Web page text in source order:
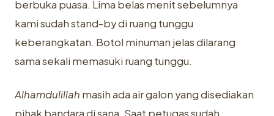
berbuka puasa. Lima belas menit sebelumnya
kami sudah stand-by di ruang tunggu
keberangkatan. Botol minuman jelas dilarang
sama sekali memasuki ruang tunggu.
Alhamdulillah masih ada air galon yang disediakan
pihak bandara di sana. Saat petugas sudah